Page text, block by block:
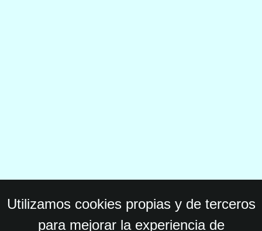
Utilizamos cookies propias y de terceros
para mejorar la experiencia de